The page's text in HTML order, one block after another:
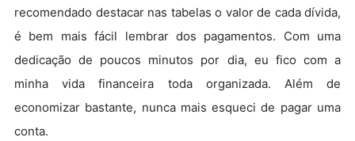
recomendado destacar nas tabelas o valor de cada dívida,
é bem mais fácil lembrar dos pagamentos. Com uma
dedicação de poucos minutos por dia, eu fico com a
minha vida financeira toda organizada. Além de
economizar bastante, nunca mais esqueci de pagar uma
conta.